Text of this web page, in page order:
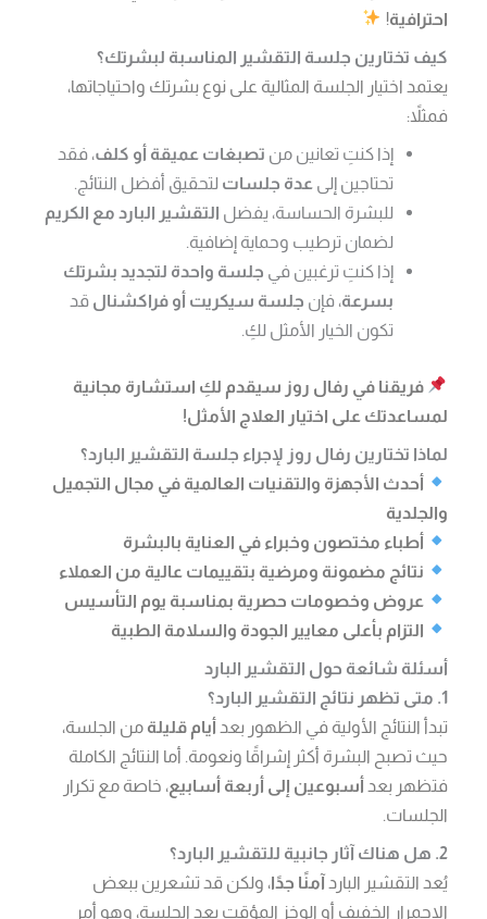
احترافية!
كيف تختارين جلسة التقشير المناسبة لبشرتك؟
يعتمد اختيار الجلسة المثالية على نوع بشرتك واحتياجاتها،
فمثلاً:
إذا كنتِ تعانين من تصبغات عميقة أو كلف، فقد
تحتاجين إلى عدة جلسات لتحقيق أفضل النتائج.
للبشرة الحساسة، يفضل التقشير البارد مع الكريم
لضمان ترطيب وحماية إضافية.
إذا كنتِ ترغبين في جلسة واحدة لتجديد بشرتك
بسرعة، فإن جلسة سيكريت أو فراكشنال قد
تكون الخيار الأمثل لكِ.
فريقنا في رفال روز سيقدم لكِ استشارة مجانية
لمساعدتك على اختيار العلاج الأمثل!
لماذا تختارين رفال روز لإجراء جلسة التقشير البارد؟
أحدث الأجهزة والتقنيات العالمية في مجال التجميل
والجلدية
أطباء مختصون وخبراء في العناية بالبشرة
نتائج مضمونة ومرضية بتقييمات عالية من العملاء
عروض وخصومات حصرية بمناسبة يوم التأسيس
التزام بأعلى معايير الجودة والسلامة الطبية
أسئلة شائعة حول التقشير البارد
1. متى تظهر نتائج التقشير البارد؟
تبدأ النتائج الأولية في الظهور بعدأيام قليلة من الجلسة،
حيث تصبح البشرة أكثر إشراقًا ونعومة. أما النتائج الكاملة
فتظهر بعدأسبوعين إلى أربعة أسابيع، خاصة مع تكرار
الجلسات.
2. هل هناك آثار جانبية للتقشير البارد؟
يُعد التقشير الباردآمنًا جدًا، ولكن قد تشعرين ببعض
الاحمرار الخفيف أو الوخز المؤقت بعد الجلسة، وهو أمر